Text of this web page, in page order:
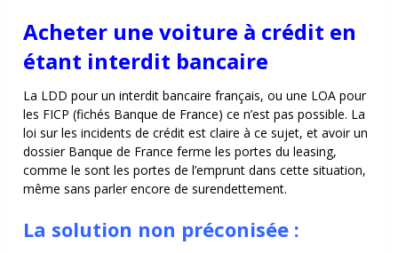
Acheter une voiture à crédit en
étant interdit bancaire
La LDD pour un interdit bancaire français, ou une LOA pour
les FICP (fichés Banque de France) ce n’est pas possible. La
loi sur les incidents de crédit est claire à ce sujet, et avoir un
dossier Banque de France ferme les portes du leasing,
comme le sont les portes de l’emprunt dans cette situation,
même sans parler encore de surendettement.
La solution non préconisée :